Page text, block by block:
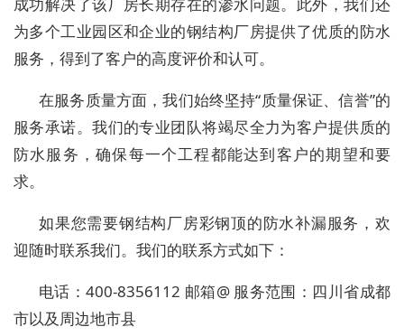
成功解决了该厂房长期存在的渗水问题。此外，我们还
为多个工业园区和企业的钢结构厂房提供了优质的防水
服务，得到了客户的高度评价和认可。
在服务质量方面，我们始终坚持“质量保证、信誉”的
服务承诺。我们的专业团队将竭尽全力为客户提供质的
防水服务，确保每一个工程都能达到客户的期望和要
求。
如果您需要钢结构厂房彩钢顶的防水补漏服务，欢
迎随时联系我们。我们的联系方式如下：
电话：400-8356112 邮箱@ 服务范围：四川省成都
市以及周边地市县